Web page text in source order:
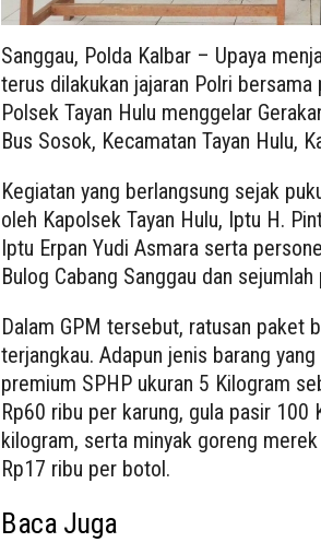
Sanggau, Polda Kalbar – Upaya
terus dilakukan jajaran Polri
Polsek Tayan Hulu menggelar
Bus Sosok, Kecamatan Tayan Hulu,
Kegiatan yang berlangsung sejak
oleh Kapolsek Tayan Hulu, Iptu H.
Iptu Erpan Yudi Asmara serta
Bulog Cabang Sanggau dan
Dalam GPM tersebut, ratusan paket
terjangkau. Adapun jenis barang
premium SPHP ukuran 5 Kilogram
Rp60 ribu per karung, gula pasir
kilogram, serta minyak goreng
Rp17 ribu per botol.
Baca Juga